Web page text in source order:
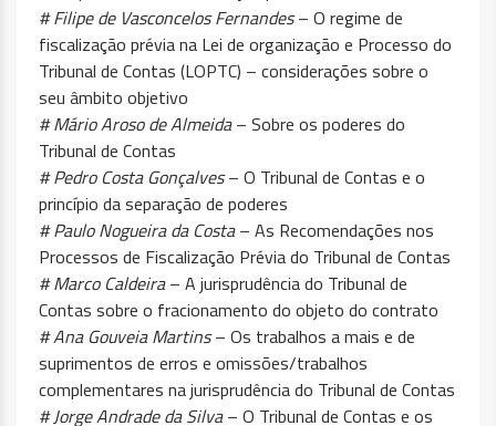
# Filipe de Vasconcelos Fernandes– O regime de
fiscalização prévia na Lei de organização e Processo do
Tribunal de Contas (LOPTC) – considerações sobre o
seu âmbito objetivo
# Mário Aroso de Almeida– Sobre os poderes do
Tribunal de Contas
# Pedro Costa Gonçalves– O Tribunal de Contas e o
princípio da separação de poderes
# Paulo Nogueira da Costa– As Recomendações nos
Processos de Fiscalização Prévia do Tribunal de Contas
# Marco Caldeira– A jurisprudência do Tribunal de
Contas sobre o fracionamento do objeto do contrato
# Ana Gouveia Martins– Os trabalhos a mais e de
suprimentos de erros e omissões/trabalhos
complementares na jurisprudência do Tribunal de Contas
# Jorge Andrade da Silva– O Tribunal de Contas e os